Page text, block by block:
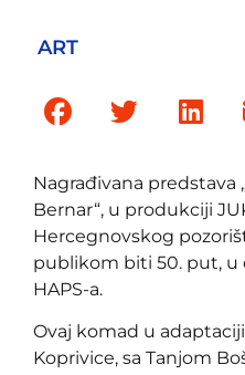
ART
Nagrađivana predstava
Bernar“, u produkciji
Hercegnovskog
publikom biti 50. put, u
HAPS-a.
Ovaj komad u
Koprivice, sa Tanjom